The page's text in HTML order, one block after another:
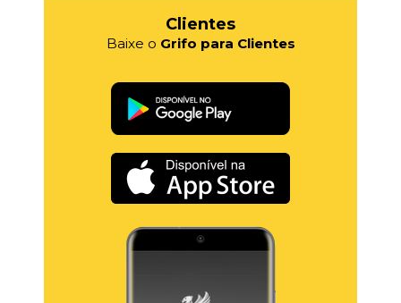
Clientes
Baixe o Grifo para Clientes